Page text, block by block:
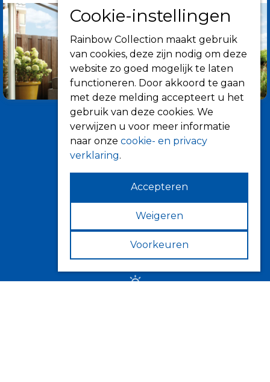
Informatie
Over ons
Tips
Verkooppunten
Cookie-instellingen
Rainbow Collection maakt gebruik
van cookies, deze zijn nodig om deze
website zo goed mogelijk te laten
functioneren. Door akkoord te gaan
met deze melding accepteert u het
gebruik van deze cookies. We
verwijzen u voor meer informatie
naar onze cookie- en privacy
verklaring.
Accepteren
Weigeren
Voorkeuren